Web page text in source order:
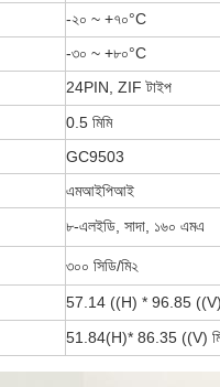
-২০ ~ +৭০°C
-৩০ ~ +৮০°C
24PIN, ZIF টাইপ
0.5 মিমি
GC9503
এমআইপিআই
৮-এলইডি, সাদা, ১৬০ এমএ
৩০০ সিডি/মি২
57.14 ((H) * 96.85
51.84(H)* 86.35 ((V)